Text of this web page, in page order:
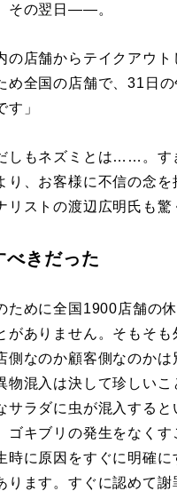
その翌日――。
の店舗からテイクアウ
め全国の店舗で、31日
す」
もネズミとは……。す
り、お客様に不信の念
リストの渡辺広明氏も驚
べきだった
ために全国1900店舗の
がありません。そもそも
側なのか顧客側なのかは
物混入は決して珍しいこ
サラダに虫が混入すると
ゴキブリの発生をなくす
時に原因をすぐに明確に
ります。すぐに認めて謝